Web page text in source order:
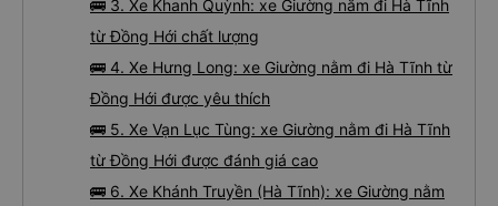
🚌 3. Xe Khanh Quỳnh: xe Giường nằm đi Hà Tĩnh
từ Đồng Hới chất lượng
🚌 4. Xe Hưng Long: xe Giường nằm đi Hà Tĩnh từ
Đồng Hới được yêu thích
🚌 5. Xe Vạn Lục Tùng: xe Giường nằm đi Hà Tĩnh
từ Đồng Hới được đánh giá cao
🚌 6. Xe Khánh Truyền (Hà Tĩnh): xe Giường nằm